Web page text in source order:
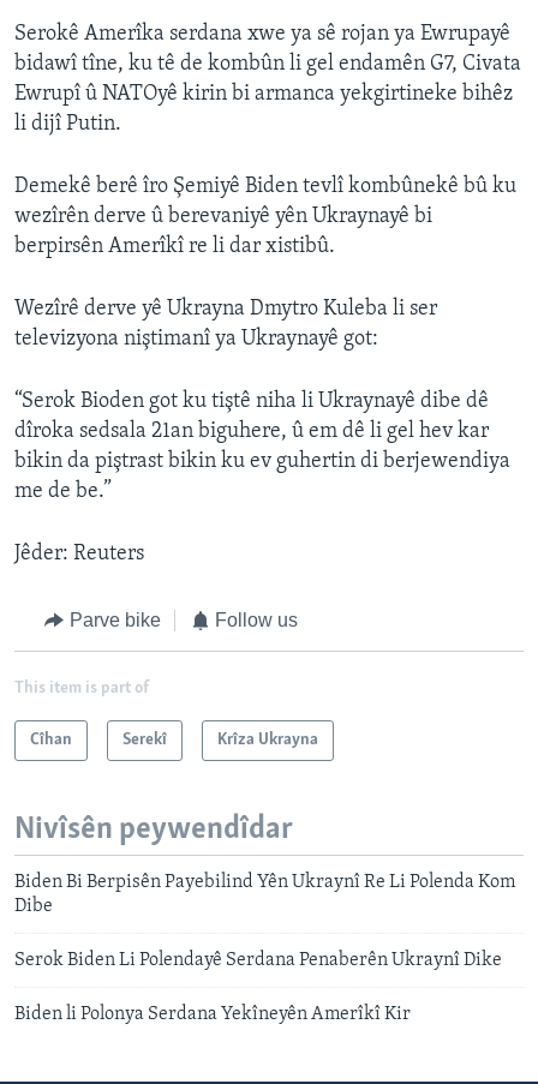
Serokê Amerîka serdana xwe ya sê rojan ya Ewrupayê
bidawî tîne, ku tê de kombûn li gel endamên G7, Civata
Ewrupî û NATOyê kirin bi armanca yekgirtineke bihêz
li dijî Putin.
Demekê berê îro Şemiyê Biden tevlî kombûnekê bû ku
wezîrên derve û berevaniyê yên Ukraynayê bi
berpirsên Amerîkî re li dar xistibû.
Wezîrê derve yê Ukrayna Dmytro Kuleba li ser
televizyona niştimanî ya Ukraynayê got:
“Serok Bioden got ku tiştê niha li Ukraynayê dibe dê
dîroka sedsala 21an biguhere, û em dê li gel hev kar
bikin da piştrast bikin ku ev guhertin di berjewendiya
me de be.”
Jêder: Reuters
Parve bike Follow us
This item is part of
Cîhan Serekî Krîza Ukrayna
Nivîsên peywendîdar
Biden Bi Berpisên Payebilind Yên Ukraynî Re Li Polenda Kom
Dibe
Serok Biden Li Polendayê Serdana Penaberên Ukraynî Dike
Biden li Polonya Serdana Yekîneyên Amerîkî Kir